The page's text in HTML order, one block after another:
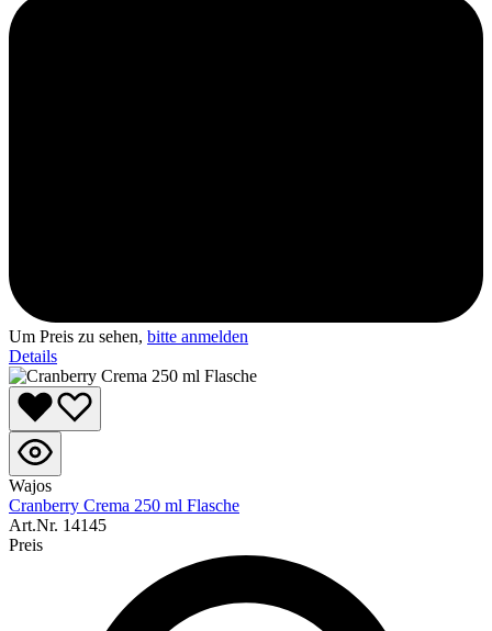
Um Preis zu sehen, bitte anmelden
Details
Wajos
Cranberry Crema 250 ml Flasche
Art.Nr. 14145
Preis